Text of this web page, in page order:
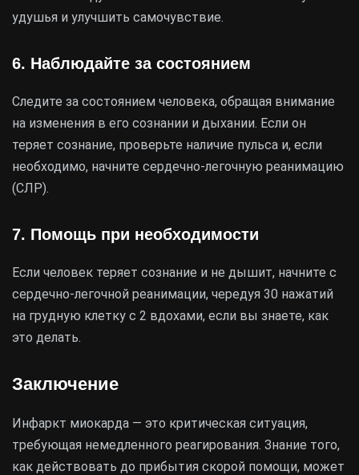
удушья и улучшить самочувствие.
6. Наблюдайте за состоянием
Следите за состоянием человека, обращая внимание
на изменения в его сознании и дыхании. Если он
теряет сознание, проверьте наличие пульса и, если
необходимо, начните сердечно-легочную реанимацию
(СЛР).
7. Помощь при необходимости
Если человек теряет сознание и не дышит, начните с
сердечно-легочной реанимации, чередуя 30 нажатий
на грудную клетку с 2 вдохами, если вы знаете, как
это делать.
Заключение
Инфаркт миокарда — это критическая ситуация,
требующая немедленного реагирования. Знание того,
как действовать до прибытия скорой помощи, может